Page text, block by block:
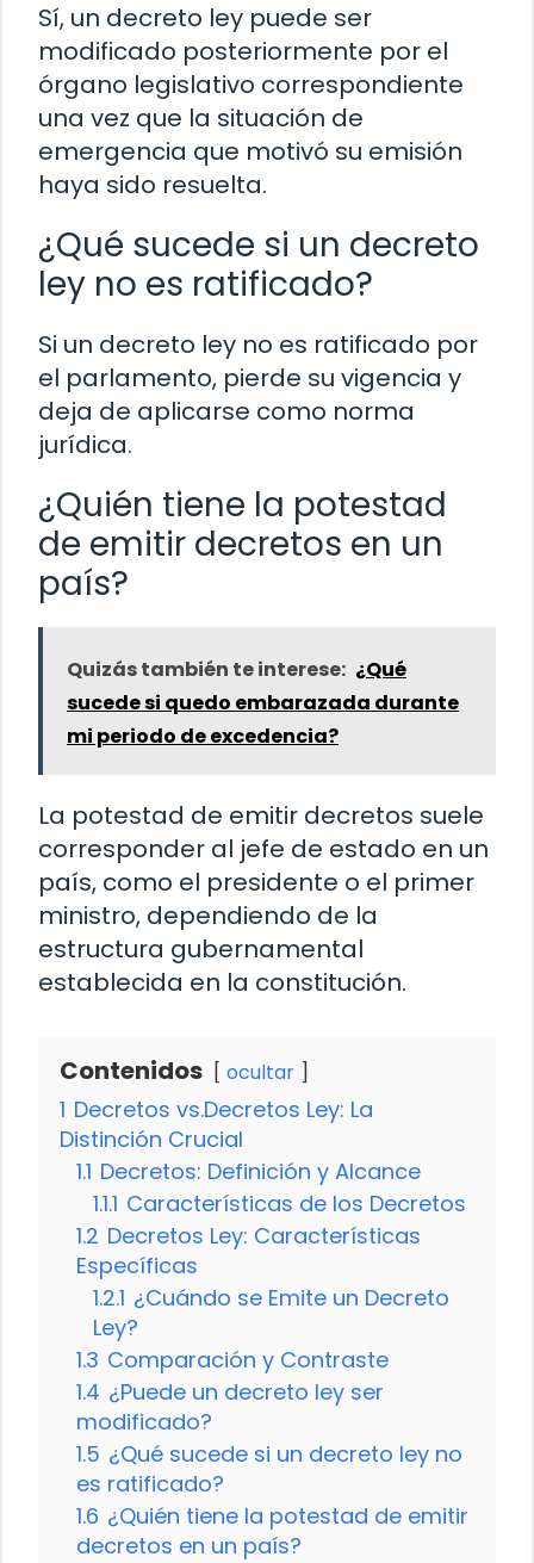
Sí, un decreto ley puede ser
modificado posteriormente por el
órgano legislativo correspondiente
una vez que la situación de
emergencia que motivó su emisión
haya sido resuelta.
¿Qué sucede si un decreto
ley no es ratificado?
Si un decreto ley no es ratificado por
el parlamento, pierde su vigencia y
deja de aplicarse como norma
jurídica.
¿Quién tiene la potestad
de emitir decretos en un
país?
Quizás también te interese: ¿Qué
sucede si quedo embarazada durante
mi periodo de excedencia?
La potestad de emitir decretos suele
corresponder al jefe de estado en un
país, como el presidente o el primer
ministro, dependiendo de la
estructura gubernamental
establecida en la constitución.
Contenidos ocultar
1 Decretos vs.Decretos Ley: La
Distinción Crucial
1.1 Decretos: Definición y Alcance
1.1.1 Características de los Decretos
1.2 Decretos Ley: Características
Específicas
1.2.1 ¿Cuándo se Emite un Decreto
Ley?
1.3 Comparación y Contraste
1.4 ¿Puede un decreto ley ser
modificado?
1.5 ¿Qué sucede si un decreto ley no
es ratificado?
1.6 ¿Quién tiene la potestad de emitir
decretos en un país?